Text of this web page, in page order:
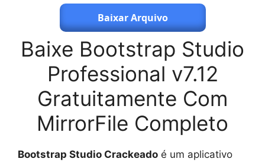
Baixar Arquivo
Baixe Bootstrap Studio
Professional v7.12
Gratuitamente Com
MirrorFile Completo
Bootstrap Studio Crackeado é um aplicativo